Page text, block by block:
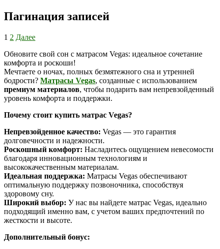
Пагинация записей
1 2 Далее
Обновите свой сон с матрасом Vegas: идеальное сочетание
комфорта и роскоши!
Мечтаете о ночах, полных безмятежного сна и утренней
бодрости? Матрасы Vegas, созданные с использованием
премиум материалов, чтобы подарить вам непревзойденный
уровень комфорта и поддержки.
Почему стоит купить матрас Vegas?
Непревзойденное качество: Vegas — это гарантия
долговечности и надежности.
Роскошный комфорт: Насладитесь ощущением невесомости
благодаря инновационным технологиям и
высококачественным материалам.
Идеальная поддержка: Матрасы Vegas обеспечивают
оптимальную поддержку позвоночника, способствуя
здоровому сну.
Широкий выбор: У нас вы найдете матрас Vegas, идеально
подходящий именно вам, с учетом ваших предпочтений по
жесткости и высоте.
Дополнительный бонус: